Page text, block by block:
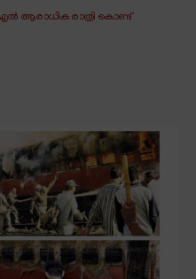
ആരാധിക രാത്രി കൊണ്ട്